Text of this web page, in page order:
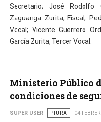
Secretario; José Rodolfo
Zaguanga Zurita, Fiscal;
Vocal; Vicente Guerrero
García Zurita, Tercer Vocal.
Ministerio Público
condiciones de
SUPER USER PIURA 04